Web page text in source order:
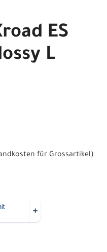
ES
L
für Grossartikel)